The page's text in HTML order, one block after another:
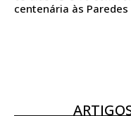
centenária às Paredes